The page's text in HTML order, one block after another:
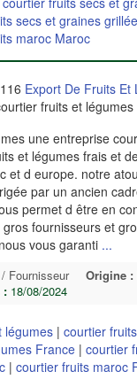
secs et graines
maroc Maroc
Export De Fruits Et
fruits et légumes
une entreprise
et légumes frais et
et d europe. notre
par un ancien
permet d être en
fournisseurs et
vous garanti ...
Fournisseur Origine :
: 18/08/2024
légumes | courtier
France | courtier
| courtier fruits maroc